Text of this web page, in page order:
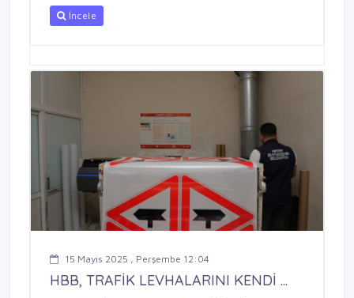
İncele
15 Mayıs 2025 , Perşembe 12:04
HBB, TRAFİK LEVHALARINI KENDİ ...